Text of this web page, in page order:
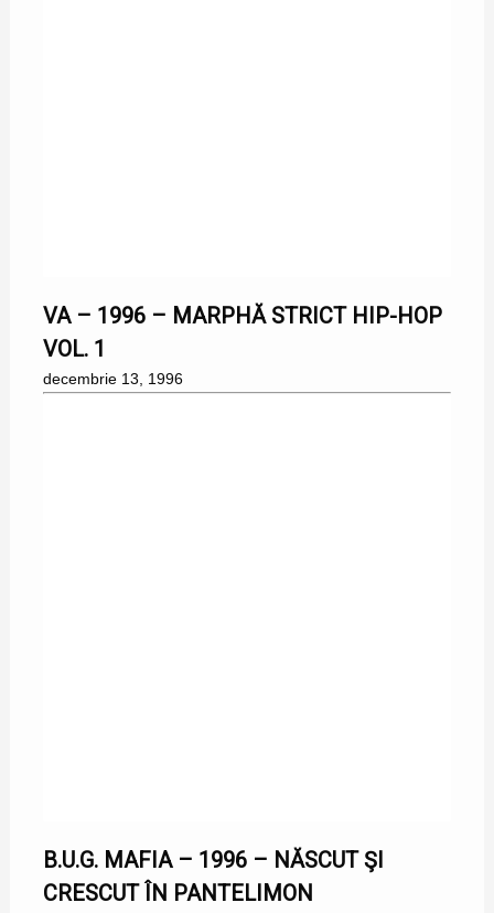
VA – 1996 – MARPHĂ STRICT HIP-HOP
VOL. 1
decembrie 13, 1996
B.U.G. MAFIA – 1996 – NĂSCUT ŞI
CRESCUT ÎN PANTELIMON